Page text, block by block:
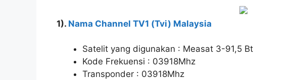
1). Nama Channel TV1 (Tvi) Malaysia
Satelit yang digunakan : Measat 3-91,5 Bt
Kode Frekuensi : 03918Mhz
Transponder : 03918Mhz